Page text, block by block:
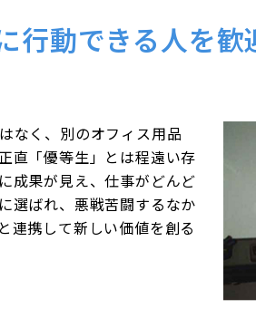
行動できる人を歓
なく、別のオフィス用品
直「優等生」とは程遠い存
成果が見え、仕事がどんど
選ばれ、悪戦苦闘するなか
連携して新しい価値を創る